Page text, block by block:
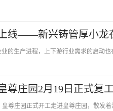
线——新兴铸管厚小龙
的生产进程，上下游行业需求的启动
尊庄园2月19日正式复
尊庄园正式开工走进皇尊庄园，散发